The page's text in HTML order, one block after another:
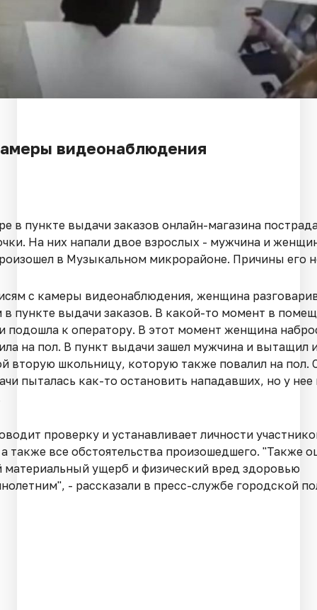
видеонаблюдения
в пункте выдачи заказов онлайн-магазина
На них напали двое взрослых - мужчина и
в Музыкальном микрорайоне. Причины его
с камеры видеонаблюдения, женщина
в пункте выдачи заказов. В какой-то момент в
подошла к оператору. В этот момент женщина
на пол. В пункт выдачи зашел мужчина и вытащил
вторую школьницу, которую также повалил на пол.
пыталась как-то остановить нападавших, но у нее
проверку и устанавливает личности
также все обстоятельства произошедшего. "Также
материальный ущерб и физический вред здоровью
- рассказали в пресс-службе городской